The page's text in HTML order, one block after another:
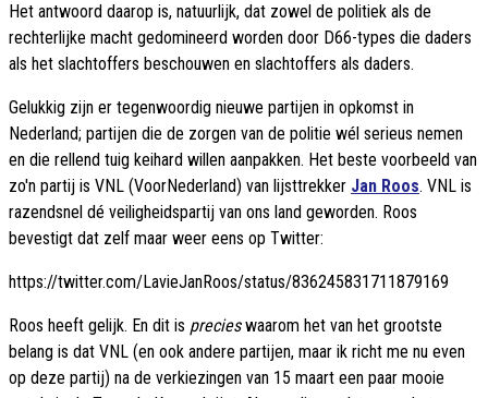
Het antwoord daarop is, natuurlijk, dat zowel de politiek als de
rechterlijke macht gedomineerd worden door D66-types die daders
als het slachtoffers beschouwen en slachtoffers als daders.
Gelukkig zijn er tegenwoordig nieuwe partijen in opkomst in
Nederland; partijen die de zorgen van de politie wél serieus nemen
en die rellend tuig keihard willen aanpakken. Het beste voorbeeld van
zo'n partij is VNL (VoorNederland) van lijsttrekker Jan Roos. VNL is
razendsnel dé veiligheidspartij van ons land geworden. Roos
bevestigt dat zelf maar weer eens op Twitter:
https://twitter.com/LavieJanRoos/status/836245831711879169
Roos heeft gelijk. En dit is precieswaarom het van het grootste
belang is dat VNL (en ook andere partijen, maar ik richt me nu even
op deze partij) na de verkiezingen van 15 maart een paar mooie